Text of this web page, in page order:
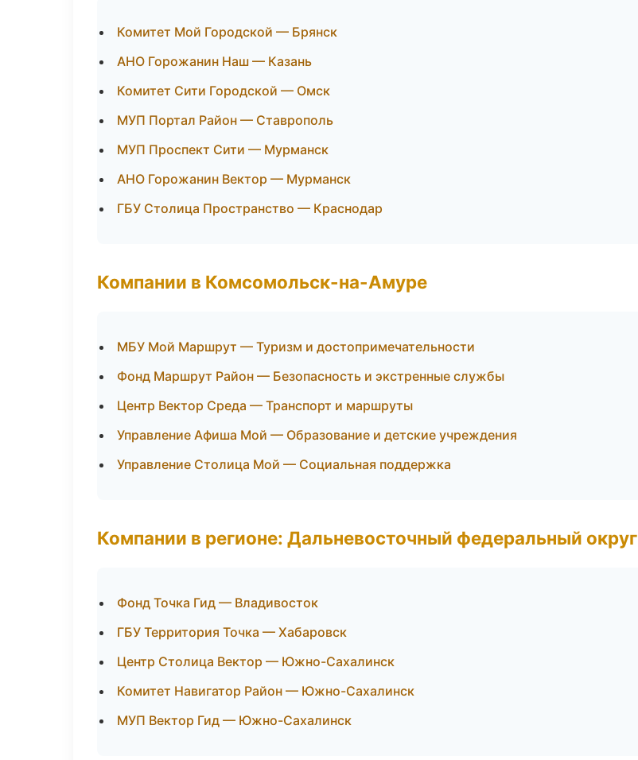
Комитет Мой Городской — Брянск
АНО Горожанин Наш — Казань
Комитет Сити Городской — Омск
МУП Портал Район — Ставрополь
МУП Проспект Сити — Мурманск
АНО Горожанин Вектор — Мурманск
ГБУ Столица Пространство — Краснодар
Компании в Комсомольск-на-Амуре
МБУ Мой Маршрут — Туризм и достопримечательности
Фонд Маршрут Район — Безопасность и экстренные службы
Центр Вектор Среда — Транспорт и маршруты
Управление Афиша Мой — Образование и детские учреждения
Управление Столица Мой — Социальная поддержка
Компании в регионе: Дальневосточный федеральный округ
Фонд Точка Гид — Владивосток
ГБУ Территория Точка — Хабаровск
Центр Столица Вектор — Южно-Сахалинск
Комитет Навигатор Район — Южно-Сахалинск
МУП Вектор Гид — Южно-Сахалинск